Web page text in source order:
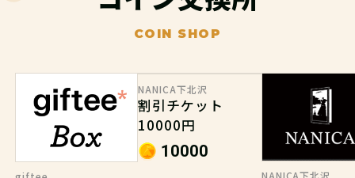
COIN SHOP
NANICA下北沢
割引チケット
10000円
10000